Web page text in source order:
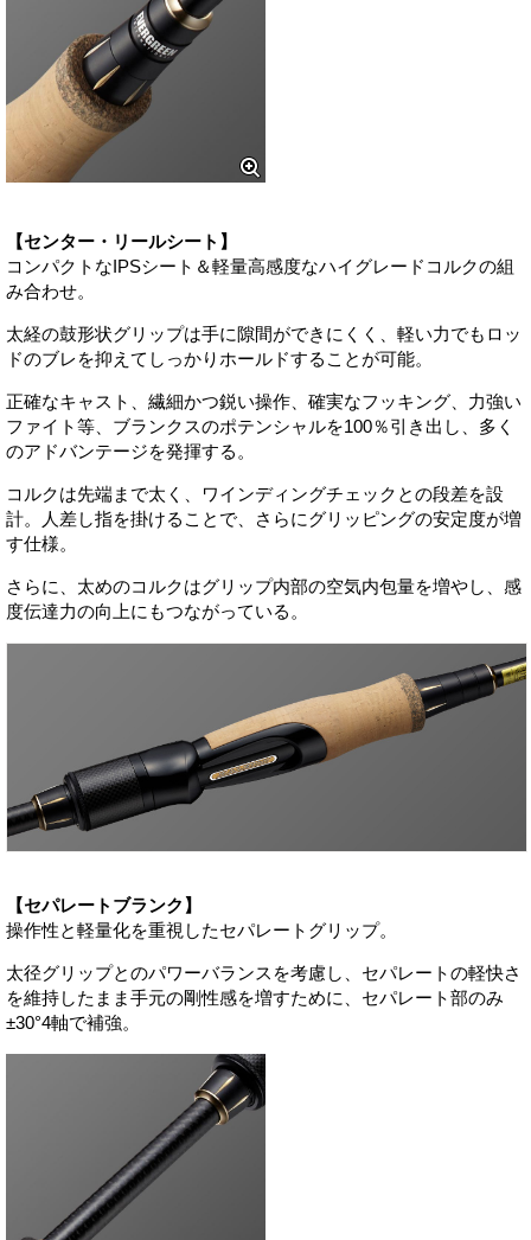
【センター・リールシート】
コンパクトなIPSシート＆軽量高感度なハイグレードコルクの組
み合わせ。
太経の鼓形状グリップは手に隙間ができにくく、軽い力でもロッ
ドのブレを抑えてしっかりホールドすることが可能。
正確なキャスト、繊細かつ鋭い操作、確実なフッキング、力強い
ファイト等、ブランクスのポテンシャルを100％引き出し、多く
のアドバンテージを発揮する。
コルクは先端まで太く、ワインディングチェックとの段差を設
計。人差し指を掛けることで、さらにグリッピングの安定度が増
す仕様。
さらに、太めのコルクはグリップ内部の空気内包量を増やし、感
度伝達力の向上にもつながっている。
【セパレートブランク】
操作性と軽量化を重視したセパレートグリップ。
太径グリップとのパワーバランスを考慮し、セパレートの軽快さ
を維持したまま手元の剛性感を増すために、セパレート部のみ
±30°4軸で補強。